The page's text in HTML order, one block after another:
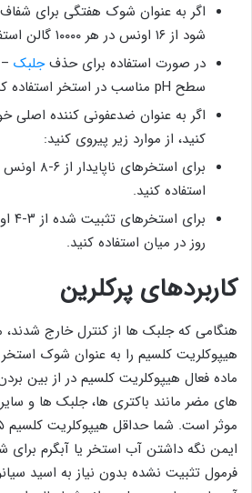
اگر به عنوان شوک هفتگی برای
شود از ۱۶ اونس در هر ۱۰۰۰۰ گالن استفاده کنید.
در صورت استفاده برای حذفجلبک
سطح pH مناسب در استخر استفاده کنید.
اگر به عنوان ضدعفونی کننده اصلی
کنید، از موارد زیر پیروی کنید:
استفاده کنید.
روز در میان استفاده کنید.
کاربردهای پرکلرین
هنگامی که جلبک ها از کنترل خارج شدند،
هیپوکلریت کلسیم را به عنوان شوک استخر
ماده فعال هیپوکلریت کلسیم در از بین
های مضر مانند باکتری ها، جلبک ها و سایر
ایمن نگه داشتن آب استخر یا آبگرم برای
فرمول تثبیت نشده بدون نیاز به اسید